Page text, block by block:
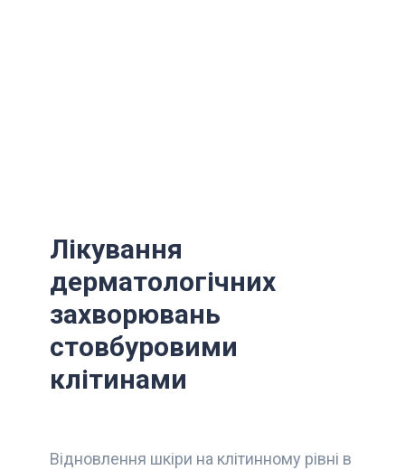
Лікування
дерматологічних
захворювань
стовбуровими
клітинами
Відновлення шкіри на клітинному рівні в